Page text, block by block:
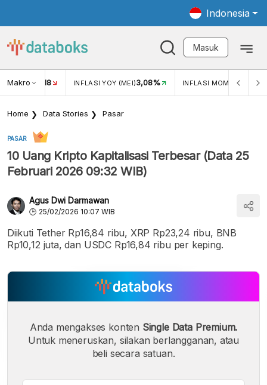
Indonesia
Masuk
Makro
USD/IDR 18 INFLASI YOY (MEI)3,08% INFLASI MOM (MEI)
Home Data Stories Pasar
PASAR
10 Uang Kripto Kapitalisasi Terbesar (Data 25
Februari 2026 09:32 WIB)
Agus Dwi Darmawan
25/02/2026 10:07 WIB
Diikuti Tether Rp16,84 ribu, XRP Rp23,24 ribu, BNB
Rp10,12 juta, dan USDC Rp16,84 ribu per keping.
Anda mengakses konten Single Data Premium.
Untuk meneruskan, silakan berlangganan, atau
beli secara satuan.